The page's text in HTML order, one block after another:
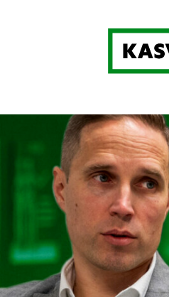
Kasvu Open